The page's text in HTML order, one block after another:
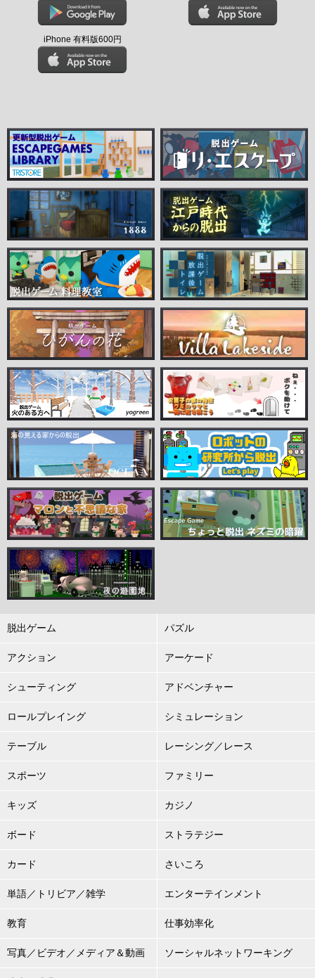
iPhone 有料版600円
脱出ゲーム パズル
アクション アーケード
シューティング アドベンチャー
ロールプレイング シミュレーション
テーブル レーシング／レース
スポーツ ファミリー
キッズ カジノ
ボード ストラテジー
カード さいころ
単語／トリビア／雑学 エンターテインメント
教育 仕事効率化
写真／ビデオ／メディア＆動画 ソーシャルネットワーキング